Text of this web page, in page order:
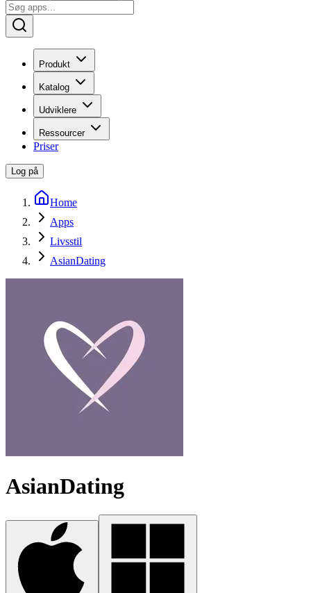
Produkt
Katalog
Udviklere
Ressourcer
Priser
Log på
Home
Apps
Livsstil
AsianDating
AsianDating